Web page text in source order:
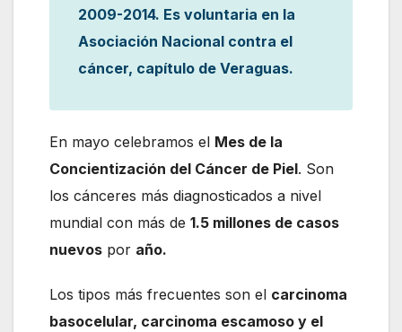
2009-2014. Es voluntaria en la
Asociación Nacional contra el
cáncer, capítulo de Veraguas.
En mayo celebramos el Mes de la
Concientización del Cáncer de Piel. Son
los cánceres más diagnosticados a nivel
mundial con más de 1.5 millones de casos
nuevos por año.
Los tipos más frecuentes son el carcinoma
basocelular, carcinoma escamoso y el